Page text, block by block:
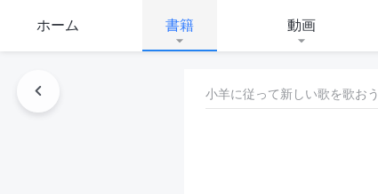
ホーム 書籍 動画
小羊に従って新しい歌を歌おう